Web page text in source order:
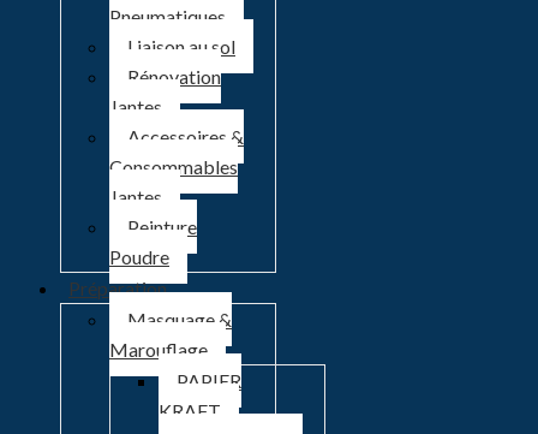
Pneumatiques
Liaison au sol
Rénovation
Jantes
Accessoires &
Consommables
Jantes
Peinture
Poudre
Préparation
Masquage &
Marouflage
PAPIER
KRAFT